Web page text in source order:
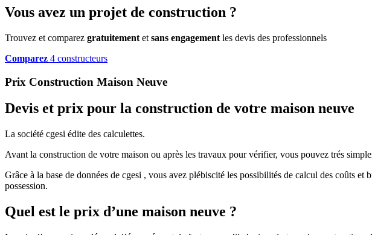
Vous avez un projet de construction ?
Trouvez et comparez gratuitement et sans engagement les devis des professionnels
Comparez 4 constructeurs
Prix Construction Maison Neuve
Devis et prix pour la construction de votre maison neuve
La société cgesi édite des calculettes.
Avant la construction de votre maison ou après les travaux pour vérifier, vous pouvez trés
Grâce à la base de données de cgesi , vous avez plébiscité les possibilités de calcul des coûts
possession.
Quel est le prix d’une maison neuve ?